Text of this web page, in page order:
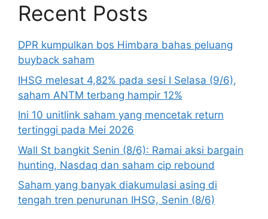
Recent Posts
DPR kumpulkan bos Himbara bahas peluang
buyback saham
IHSG melesat 4,82% pada sesi I Selasa (9/6),
saham ANTM terbang hampir 12%
Ini 10 unitlink saham yang mencetak return
tertinggi pada Mei 2026
Wall St bangkit Senin (8/6): Ramai aksi bargain
hunting, Nasdaq dan saham cip rebound
Saham yang banyak diakumulasi asing di
tengah tren penurunan IHSG, Senin (8/6)